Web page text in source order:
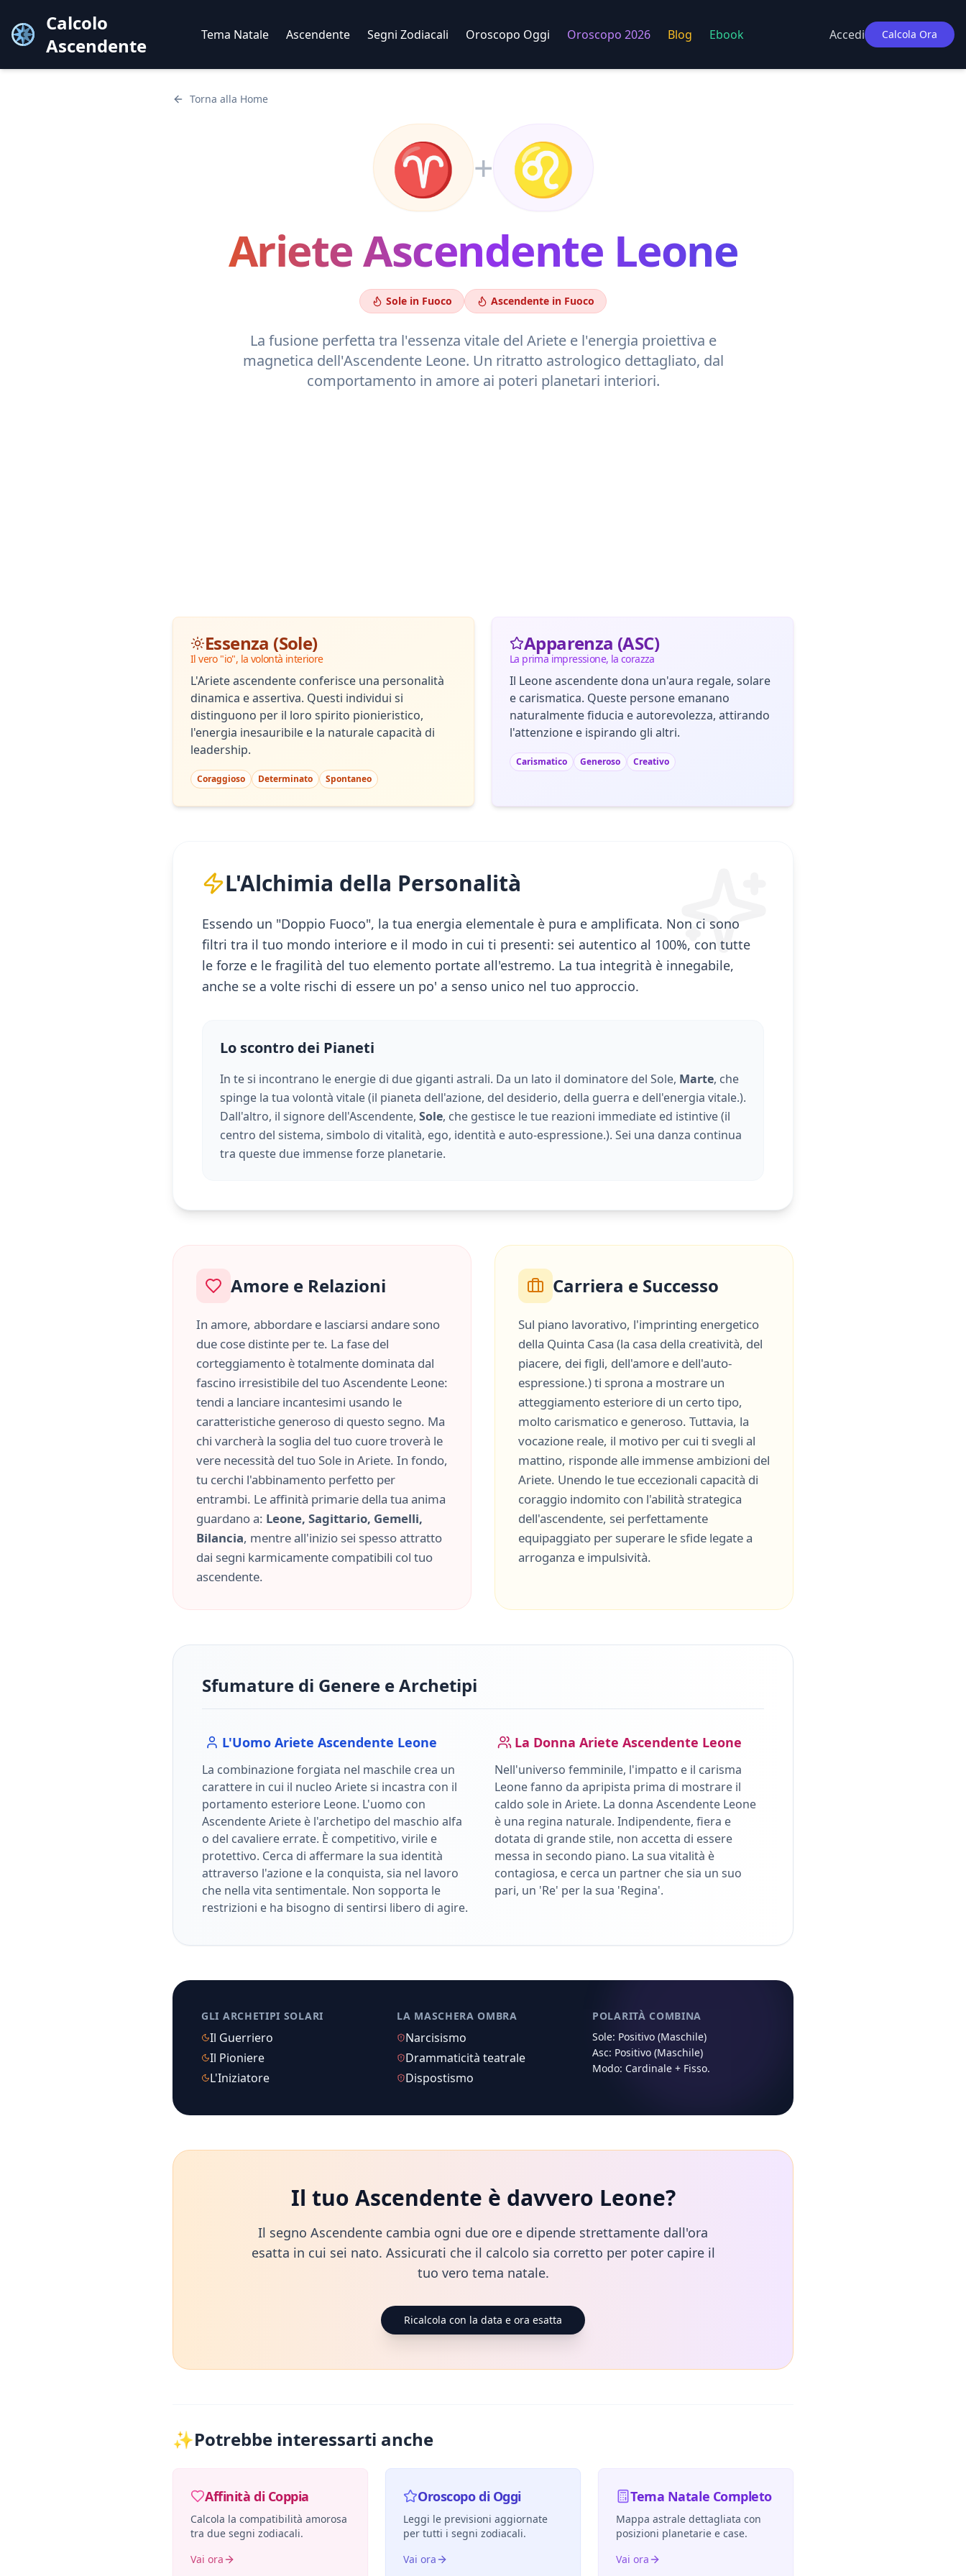
Calcolo
Ascendente
Tema Natale Ascendente Segni Zodiacali Oroscopo Oggi Oroscopo 2026 Blog Ebook Accedi Calcola Ora
Torna alla Home
♈ + ♌
ArieteAscendente Leone
Sole in Fuoco Ascendente in Fuoco
La fusione perfetta tra l'essenza vitale del Arietee l'energia proiettiva e
magnetica dell'Ascendente Leone. Un ritratto astrologico dettagliato, dal
comportamento in amore ai poteri planetari interiori.
Essenza (Sole)
Il vero "io", la volontà interiore
L'Ariete ascendente conferisce una personalità
dinamica e assertiva. Questi individui si
distinguono per il loro spirito pionieristico,
l'energia inesauribile e la naturale capacità di
leadership.
Coraggioso Determinato Spontaneo
Apparenza (ASC)
La prima impressione, la corazza
Il Leone ascendente dona un'aura regale, solare
e carismatica. Queste persone emanano
naturalmente fiducia e autorevolezza, attirando
l'attenzione e ispirando gli altri.
Carismatico Generoso Creativo
L'Alchimia della Personalità
Essendo un "Doppio Fuoco", la tua energia elementale è pura e amplificata. Non ci sono
filtri tra il tuo mondo interiore e il modo in cui ti presenti: sei autentico al 100%, con tutte
le forze e le fragilità del tuo elemento portate all'estremo. La tua integrità è innegabile,
anche se a volte rischi di essere un po' a senso unico nel tuo approccio.
Lo scontro dei Pianeti
In te si incontrano le energie di due giganti astrali. Da un lato il dominatore del Sole, Marte, che
spinge la tua volontà vitale (il pianeta dell'azione, del desiderio, della guerra e dell'energia vitale.).
Dall'altro, il signore dell'Ascendente, Sole, che gestisce le tue reazioni immediate ed istintive (il
centro del sistema, simbolo di vitalità, ego, identità e auto-espressione.). Sei una danza continua
tra queste due immense forze planetarie.
Amore e Relazioni
In amore, abbordare e lasciarsi andare sono
due cose distinte per te. La fase del
corteggiamento è totalmente dominata dal
fascino irresistibile del tuo Ascendente Leone:
tendi a lanciare incantesimi usando le
caratteristiche generoso di questo segno. Ma
chi varcherà la soglia del tuo cuore troverà le
vere necessità del tuo Sole in Ariete. In fondo,
tu cerchi l'abbinamento perfetto per
entrambi. Le affinità primarie della tua anima
guardano a: Leone, Sagittario, Gemelli,
Bilancia, mentre all'inizio sei spesso attratto
dai segni karmicamente compatibili col tuo
ascendente.
Carriera e Successo
Sul piano lavorativo, l'imprinting energetico
della Quinta Casa (la casa della creatività, del
piacere, dei figli, dell'amore e dell'auto-
espressione.) ti sprona a mostrare un
atteggiamento esteriore di un certo tipo,
molto carismatico e generoso. Tuttavia, la
vocazione reale, il motivo per cui ti svegli al
mattino, risponde alle immense ambizioni del
Ariete. Unendo le tue eccezionali capacità di
coraggio indomito con l'abilità strategica
dell'ascendente, sei perfettamente
equipaggiato per superare le sfide legate a
arroganza e impulsività.
Sfumature di Genere e Archetipi
L'Uomo Ariete Ascendente Leone
La combinazione forgiata nel maschile crea un
carattere in cui il nucleo Arietesi incastra con il
portamento esteriore Leone. L'uomo con
Ascendente Ariete è l'archetipo del maschio alfa
o del cavaliere errate. È competitivo, virile e
protettivo. Cerca di affermare la sua identità
attraverso l'azione e la conquista, sia nel lavoro
che nella vita sentimentale. Non sopporta le
restrizioni e ha bisogno di sentirsi libero di agire.
La Donna Ariete Ascendente Leone
Nell'universo femminile, l'impatto e il carisma
Leonefanno da apripista prima di mostrare il
caldo sole in Ariete. La donna Ascendente Leone
è una regina naturale. Indipendente, fiera e
dotata di grande stile, non accetta di essere
messa in secondo piano. La sua vitalità è
contagiosa, e cerca un partner che sia un suo
pari, un 'Re' per la sua 'Regina'.
GLI ARCHETIPI SOLARI
Il Guerriero
Il Pioniere
L'Iniziatore
LA MASCHERA OMBRA
Narcisismo
Drammaticità teatrale
Dispostismo
POLARITÀ COMBINA
Sole: Positivo (Maschile)
Asc: Positivo (Maschile)
Modo: Cardinale + Fisso.
Il tuo Ascendente è davvero Leone?
Il segno Ascendente cambia ogni due ore e dipende strettamente dall'ora
esatta in cui sei nato. Assicurati che il calcolo sia corretto per poter capire il
tuo vero tema natale.
Ricalcola con la data e ora esatta
✨Potrebbe interessarti anche
Affinità di Coppia
Calcola la compatibilità amorosa
tra due segni zodiacali.
Vai ora
Oroscopo di Oggi
Leggi le previsioni aggiornate
per tutti i segni zodiacali.
Vai ora
Tema Natale Completo
Mappa astrale dettagliata con
posizioni planetarie e case.
Vai ora